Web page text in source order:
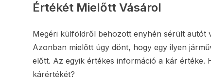
Értékét Mielőtt Vásárol
Megéri külföldről behozott enyhén sérült autót
Azonban mielőtt úgy dönt, hogy egy ilyen
előtt. Az egyik értékes információ a kár értéke.
kárértékét?